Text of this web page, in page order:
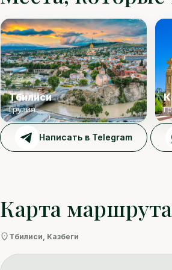
Тбилиси
Грузия
Написать в Telegram
Карта маршрута
Тбилиси, Казбеги